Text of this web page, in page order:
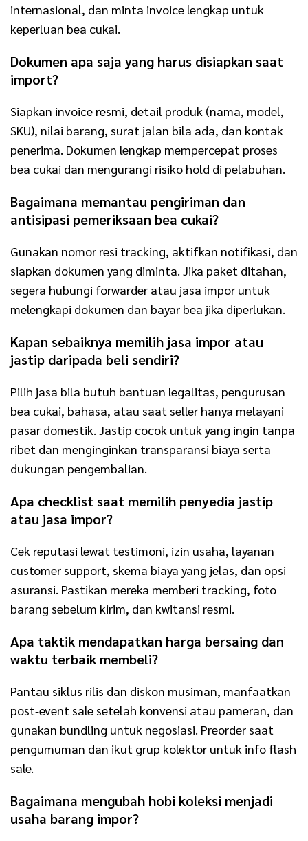
internasional, dan minta invoice lengkap untuk
keperluan bea cukai.
Dokumen apa saja yang harus disiapkan saat
import?
Siapkan invoice resmi, detail produk (nama, model,
SKU), nilai barang, surat jalan bila ada, dan kontak
penerima. Dokumen lengkap mempercepat proses
bea cukai dan mengurangi risiko hold di pelabuhan.
Bagaimana memantau pengiriman dan
antisipasi pemeriksaan bea cukai?
Gunakan nomor resi tracking, aktifkan notifikasi, dan
siapkan dokumen yang diminta. Jika paket ditahan,
segera hubungi forwarder atau jasa impor untuk
melengkapi dokumen dan bayar bea jika diperlukan.
Kapan sebaiknya memilih jasa impor atau
jastip daripada beli sendiri?
Pilih jasa bila butuh bantuan legalitas, pengurusan
bea cukai, bahasa, atau saat seller hanya melayani
pasar domestik. Jastip cocok untuk yang ingin tanpa
ribet dan menginginkan transparansi biaya serta
dukungan pengembalian.
Apa checklist saat memilih penyedia jastip
atau jasa impor?
Cek reputasi lewat testimoni, izin usaha, layanan
customer support, skema biaya yang jelas, dan opsi
asuransi. Pastikan mereka memberi tracking, foto
barang sebelum kirim, dan kwitansi resmi.
Apa taktik mendapatkan harga bersaing dan
waktu terbaik membeli?
Pantau siklus rilis dan diskon musiman, manfaatkan
post‑event sale setelah konvensi atau pameran, dan
gunakan bundling untuk negosiasi. Preorder saat
pengumuman dan ikut grup kolektor untuk info flash
sale.
Bagaimana mengubah hobi koleksi menjadi
usaha barang impor?